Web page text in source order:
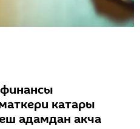
катары
адамдан акча